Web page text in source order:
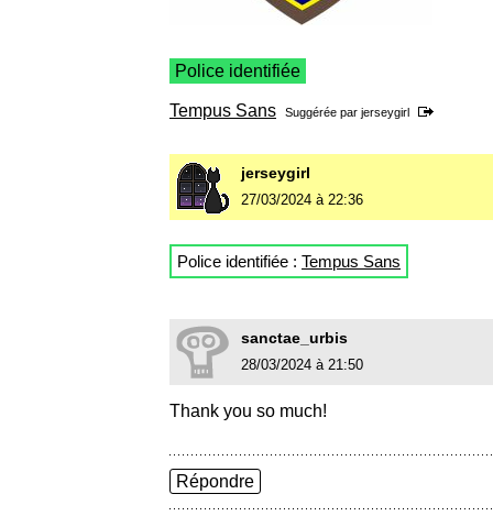
Police identifiée
Tempus Sans Suggérée par jerseygirl
jerseygirl
27/03/2024 à 22:36
Police identifiée : Tempus Sans
sanctae_urbis
28/03/2024 à 21:50
Thank you so much!
Répondre